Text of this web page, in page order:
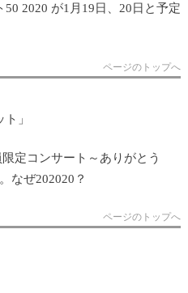
2020 が1月19日、20日と予定
ページのトップへ
」
定コンサート～ありがとう
なぜ202020？
ページのトップへ